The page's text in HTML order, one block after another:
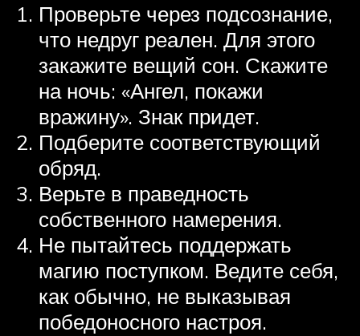
Проверьте через подсознание,
что недруг реален. Для этого
закажите вещий сон. Скажите
на ночь: «Ангел, покажи
вражину». Знак придет.
Подберите соответствующий
обряд.
Верьте в праведность
собственного намерения.
Не пытайтесь поддержать
магию поступком. Ведите себя,
как обычно, не выказывая
победоносного настроя.